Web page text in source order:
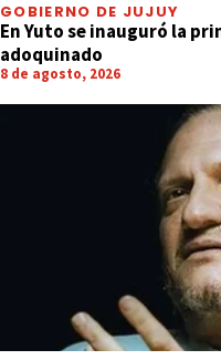
GOBIERNO DE JUJUY
En Yuto se inauguró la
adoquinado
8 de agosto, 2026